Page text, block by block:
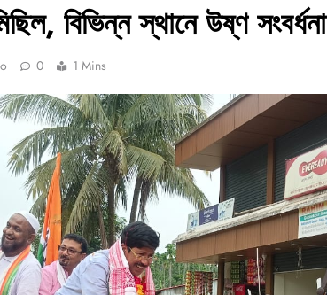
বিভিন্ন স্থানে উষ্ণ সংবর্ধনা
0 1 Mins